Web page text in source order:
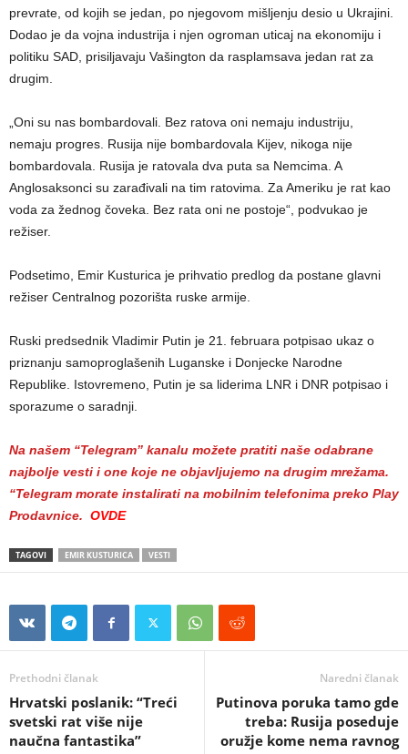
prevrate, od kojih se jedan, po njegovom mišljenju desio u Ukrajini.
Dodao je da vojna industrija i njen ogroman uticaj na ekonomiju i
politiku SAD, prisiljavaju Vašington da rasplamsava jedan rat za
drugim.
„Oni su nas bombardovali. Bez ratova oni nemaju industriju,
nemaju progres. Rusija nije bombardovala Kijev, nikoga nije
bombardovala. Rusija je ratovala dva puta sa Nemcima. A
Anglosaksonci su zarađivali na tim ratovima. Za Ameriku je rat kao
voda za žednog čoveka. Bez rata oni ne postoje“, podvukao je
režiser.
Podsetimo, Emir Kusturica je prihvatio predlog da postane glavni
režiser Centralnog pozorišta ruske armije.
Ruski predsednik Vladimir Putin je 21. februara potpisao ukaz o
priznanju samoproglašenih Luganske i Donjecke Narodne
Republike. Istovremeno, Putin je sa liderima LNR i DNR potpisao i
sporazume o saradnji.
Na našem “Telegram” kanalu možete pratiti naše odabrane
najbolje vesti i one koje ne objavljujemo na drugim mrežama.
“Telegram morate instalirati na mobilnim telefonima preko Play
Prodavnice. OVDE
TAGOVI EMIR KUSTURICA VESTI
Prethodni članak
Hrvatski poslanik: “Treći
svetski rat više nije
naučna fantastika”
Naredni članak
Putinova poruka tamo gde
treba: Rusija poseduje
oružje kome nema ravnog